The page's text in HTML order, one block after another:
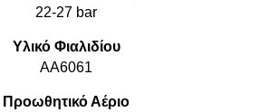
22-27 bar
Υλικό Φιαλιδίου
ΑΑ6061
Προωθητικό Αέριο